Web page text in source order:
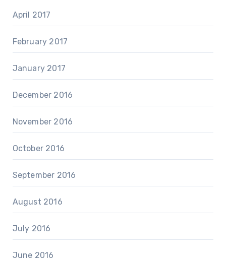
April 2017
February 2017
January 2017
December 2016
November 2016
October 2016
September 2016
August 2016
July 2016
June 2016